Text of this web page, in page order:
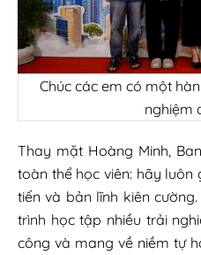
Chúc các em có một
nghiệm
Thay mặt Hoàng Minh,
toàn thể học viên: hãy luôn
tiến và bản lĩnh kiên
trình học tập nhiều trải
công và mang về niềm tự